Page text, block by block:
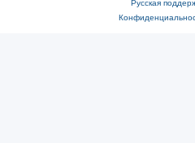
Русская